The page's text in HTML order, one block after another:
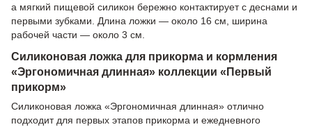
а мягкий пищевой силикон бережно контактирует с деснами и
первыми зубками. Длина ложки — около 16 см, ширина
рабочей части — около 3 см.
Силиконовая ложка для прикорма и кормления
«Эргономичная длинная» коллекции «Первый
прикорм»
Силиконовая ложка «Эргономичная длинная» отлично
подходит для первых этапов прикорма и ежедневного